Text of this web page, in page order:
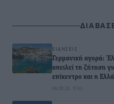
ΕΙΔΉΣΕΙΣ
Γερμανική αγορά:
απειλεί τη ζήτηση
επίκεντρο και η
06.08.26 · 17:42